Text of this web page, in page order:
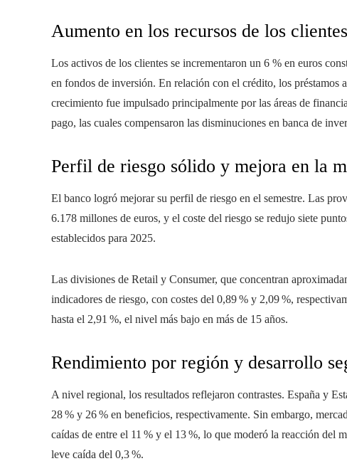
Aumento en los recursos de los
Los activos de los clientes se incrementaron un 6 % en euros
en fondos de inversión. En relación con el crédito, los préstamos
crecimiento fue impulsado principalmente por las áreas de
pago, las cuales compensaron las disminuciones en banca de
Perfil de riesgo sólido y mejora en la
El banco logró mejorar su perfil de riesgo en el semestre. Las
6.178 millones de euros, y el coste del riesgo se redujo siete
establecidos para 2025.
Las divisiones de Retail y Consumer, que concentran
indicadores de riesgo, con costes del 0,89 % y 2,09 %,
hasta el 2,91 %, el nivel más bajo en más de 15 años.
Rendimiento por región y desarrollo
A nivel regional, los resultados reflejaron contrastes. España y
28 % y 26 % en beneficios, respectivamente. Sin embargo,
caídas de entre el 11 % y el 13 %, lo que moderó la reacción del
leve caída del 0,3 %.